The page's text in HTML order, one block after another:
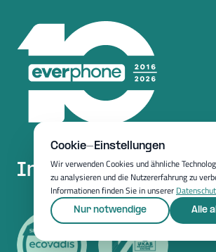
Inspired by your
Cookie-Einstellungen
Wir verwenden Cookies und ähnliche
zu analysieren und die Nutzererfahrung zu
Informationen finden Sie in unserer
Nur notwendige Alle